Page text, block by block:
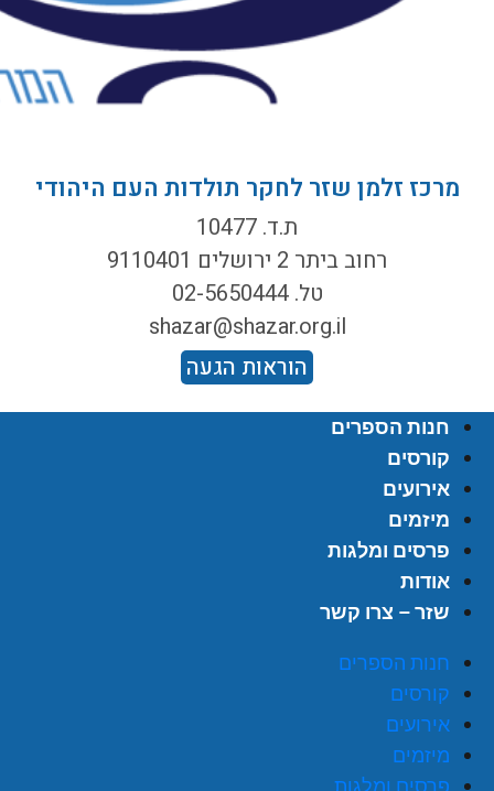
מרכז זלמן שזר לחקר תולדות העם היהודי
ת.ד. 10477
רחוב ביתר 2 ירושלים 9110401
טל. 02-5650444
shazar@shazar.org.il
הוראות הגעה
חנות הספרים
קורסים
אירועים
מיזמים
פרסים ומלגות
אודות
שזר – צרו קשר
חנות הספרים
קורסים
אירועים
מיזמים
פרסים ומלגות